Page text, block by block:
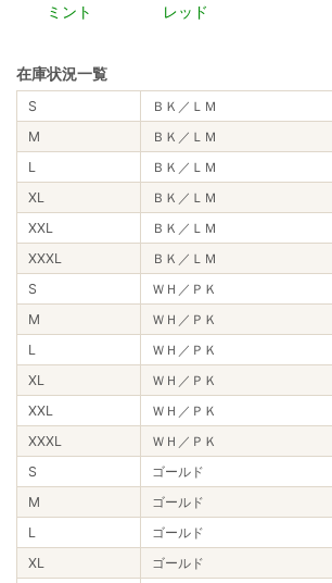
ミント レッド
在庫状況一覧
S ＢＫ／ＬＭ
M
ＢＫ／ＬＭ
L
ＢＫ／ＬＭ
XL
ＢＫ／ＬＭ
XXL
ＢＫ／ＬＭ
XXXL
ＢＫ／ＬＭ
S
ＷＨ／ＰＫ
M
ＷＨ／ＰＫ
L
ＷＨ／ＰＫ
XL
ＷＨ／ＰＫ
XXL
ＷＨ／ＰＫ
XXXL
ＷＨ／ＰＫ
S
ゴールド
M
ゴールド
L
ゴールド
XL
ゴールド